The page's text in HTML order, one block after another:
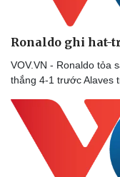
Ronaldo ghi hat-
VOV.VN - Ronaldo tỏa
thắng 4-1 trước Alaves